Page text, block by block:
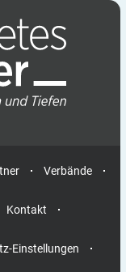
Verbände
Kontakt
Einstellungen